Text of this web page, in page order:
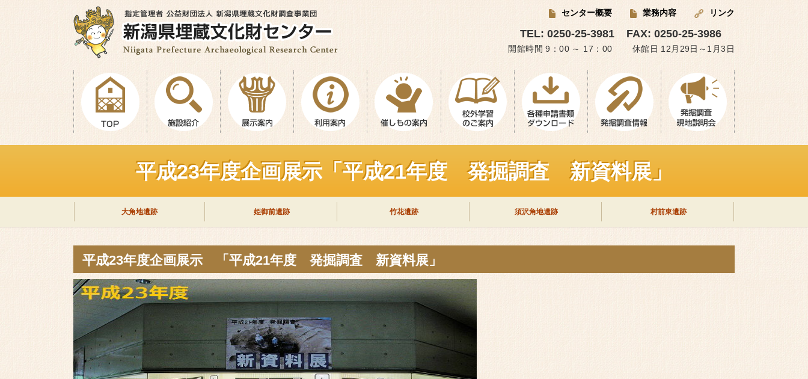
センター概要 業務内容 リンク
TEL: 0250-25-3981 FAX: 0250-25-3986
開館時間 9：00 ～ 17：00 休館日 12月29日～1月3日
平成23年度企画展示「平成21年度 発掘調査 新資料展」
大角地遺跡 姫御前遺跡 竹花遺跡 須沢角地遺跡 村前東遺跡
平成23年度企画展示 「平成21年度 発掘調査 新資料展」